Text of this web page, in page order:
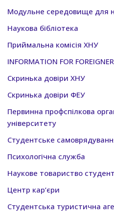
Модульне середовище для
Наукова бібліотека
Приймальна комісія ХНУ
INFORMATION FOR
Скринька довіри ХНУ
Скринька довіри ФЕУ
Первинна профспілкова
університету
Студентське
Психологічна служба
Наукове товариство
Центр кар’єри
Студентська туристична